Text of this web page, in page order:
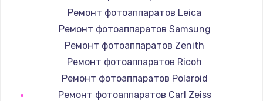
Ремонт фотоаппаратов Leica
Ремонт фотоаппаратов Samsung
Ремонт фотоаппаратов Zenith
Ремонт фотоаппаратов Ricoh
Ремонт фотоаппаратов Polaroid
Ремонт фотоаппаратов Carl Zeiss